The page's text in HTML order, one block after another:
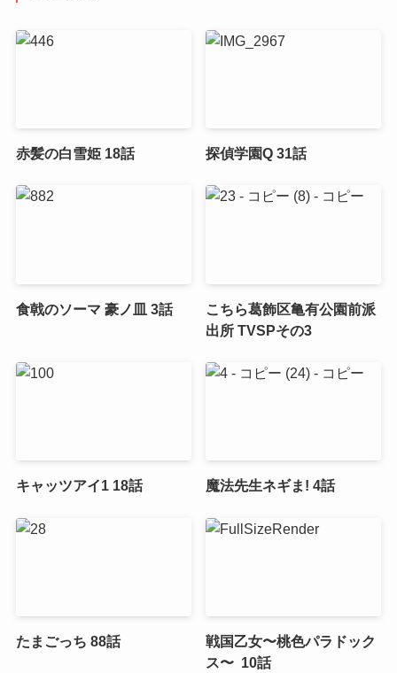
赤髪の白雪姫 18話 探偵学園Q 31話
食戟のソーマ 豪ノ皿 3話
こちら葛飾区亀有公園前派
出所 TVSPその3
キャッツアイ1 18話 魔法先生ネギま! 4話
たまごっち 88話
戦国乙女〜桃色パラドック
ス〜 10話